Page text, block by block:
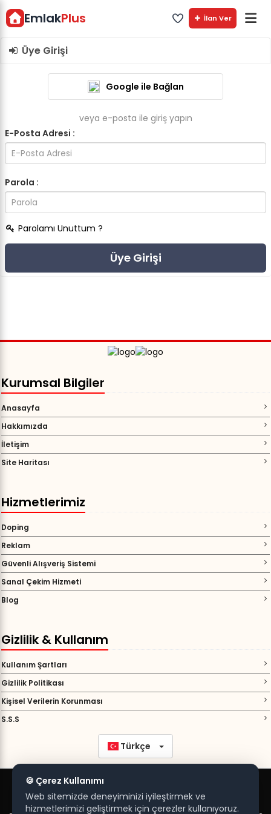
EmlakPlus İlan Ver
Üye Girişi
Google ile Bağlan
veya e-posta ile giriş yapın
E-Posta Adresi :
Parola :
Parolamı Unuttum ?
Kurumsal Bilgiler
Anasayfa
Hakkımızda
İletişim
Site Haritası
Hizmetlerimiz
Doping
Reklam
Güvenli Alışveriş Sistemi
Sanal Çekim Hizmeti
Blog
Gizlilik & Kullanım
Kullanım Şartları
Gizlilik Politikası
Kişisel Verilerin Korunması
S.S.S
Türkçe
Bizi Takip Edin ;
🍪 Çerez Kullanımı
Web sitemizde deneyiminizi iyileştirmek ve
hizmetlerimizi geliştirmek için çerezler kullanıyoruz.